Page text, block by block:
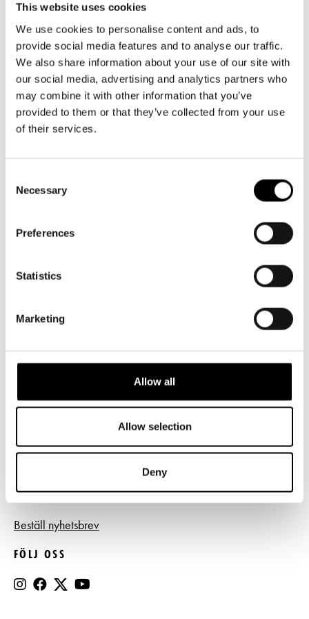
This website uses cookies
We use cookies to personalise content and ads, to
provide social media features and to analyse our traffic.
We also share information about your use of our site with
our social media, advertising and analytics partners who
may combine it with other information that you’ve
provided to them or that they’ve collected from your use
of their services.
Selection
Necessary
Preferences
Statistics
Marketing
Allow all
Allow selection
Deny
Presentkort
Tillgänglighet
Frågor & svar
Platskarta
Företag
Guidning
Teaterns verksamhet
Ensemble
Historia
Kontaktuppgifter
Press
Jobba hos oss
Nyhetsbrev
09 616 211
info@svenskateatern.fi
BILJETTER
Köp biljetter
biljetter@svenskateatern.fi
ti-fr kl 12-18
Frågor & svar
Jobba hos oss
BESTÄLL NYHETSBREV
Beställ nyhetsbrev
FÖLJ OSS